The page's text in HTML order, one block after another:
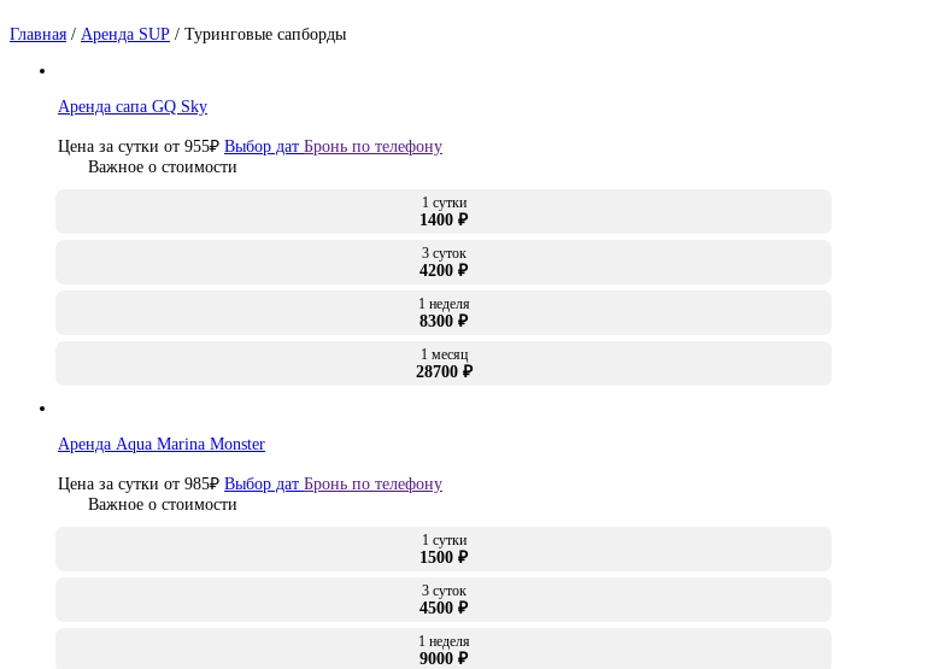
Главная / Аренда SUP / Туринговые сапборды
Аренда сапа GQ Sky
Цена за сутки от 955₽ Выбор дат Бронь по телефону
Важное о стоимости
1 сутки
1400 ₽
3 суток
4200 ₽
1 неделя
8300 ₽
1 месяц
28700 ₽
Аренда Aqua Marina Monster
Цена за сутки от 985₽ Выбор дат Бронь по телефону
Важное о стоимости
1 сутки
1500 ₽
3 суток
4500 ₽
1 неделя
9000 ₽